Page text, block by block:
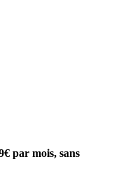
par mois, sans